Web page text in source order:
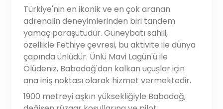
Türkiye'nin en ikonik ve en çok aranan
adrenalin deneyimlerinden biri tandem
yamaç paraşütüdür. Güneybatı sahili,
özellikle Fethiye çevresi, bu aktivite ile dünya
çapında ünlüdür. Ünlü Mavi Lagün'ü ile
Ölüdeniz, Babadağ'dan kalkan uçuşlar için
ana iniş noktası olarak hizmet vermektedir.
1900 metreyi aşkın yüksekliğiyle Babadağ,